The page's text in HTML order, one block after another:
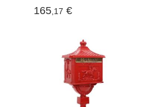
(Vert)
165,17 €